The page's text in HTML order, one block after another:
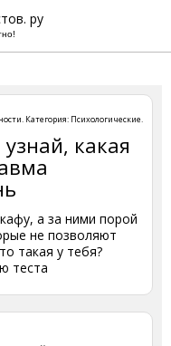
ру
. Категория: Психологические.
какая
а за ними порой
не позволяют
такая у тебя?
теста